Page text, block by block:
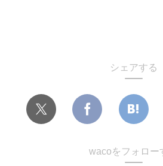
シェアする
wacoをフォロー